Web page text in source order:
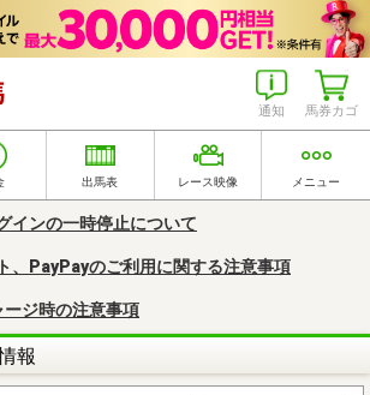
馬券カゴ
通知
出馬表 レース映像 メニュー
インの一時停止について
、PayPayのご利用に関する注意事項
ージ時の注意事項
報